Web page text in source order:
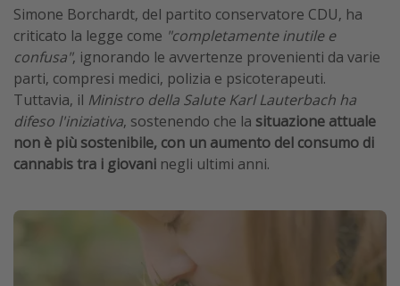
Simone Borchardt, del partito conservatore CDU, ha
criticato la legge come "completamente inutile e
confusa", ignorando le avvertenze provenienti da varie
parti, compresi medici, polizia e psicoterapeuti.
Tuttavia, il Ministro della Salute Karl Lauterbach ha
difeso l'iniziativa, sostenendo che la situazione attuale
non è più sostenibile, con un aumento del consumo di
cannabis tra i giovani negli ultimi anni.